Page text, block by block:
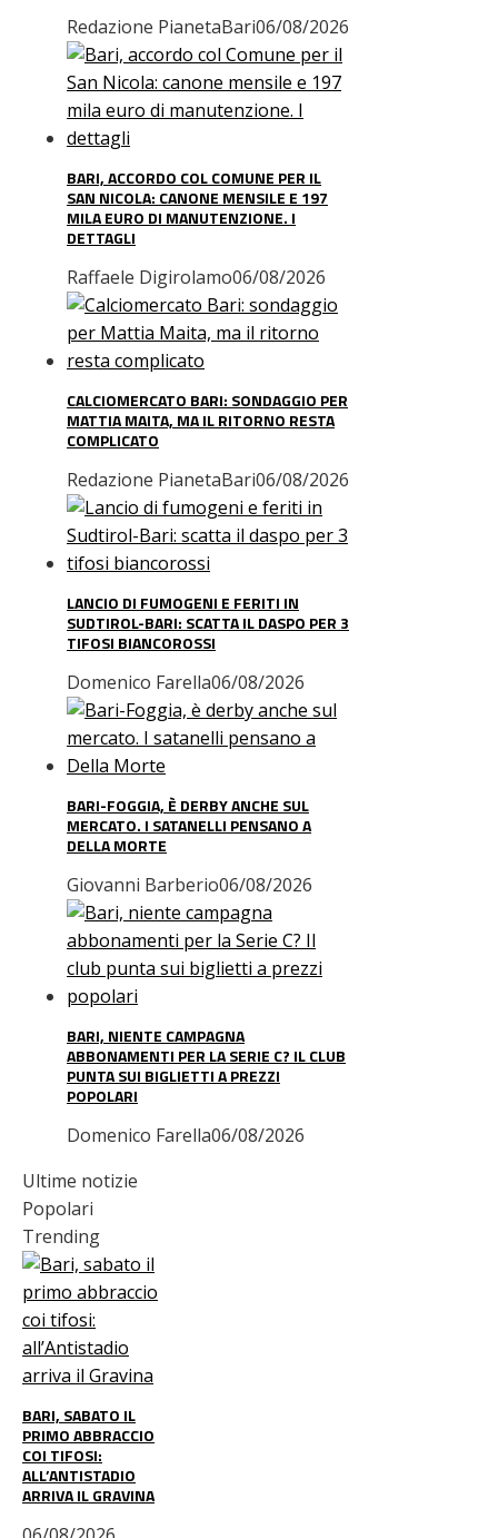
Redazione PianetaBari06/08/2026
BARI, ACCORDO COL COMUNE PER IL
SAN NICOLA: CANONE MENSILE E 197
MILA EURO DI MANUTENZIONE. I
DETTAGLI
Raffaele Digirolamo06/08/2026
CALCIOMERCATO BARI: SONDAGGIO PER
MATTIA MAITA, MA IL RITORNO RESTA
COMPLICATO
Redazione PianetaBari06/08/2026
LANCIO DI FUMOGENI E FERITI IN
SUDTIROL-BARI: SCATTA IL DASPO PER 3
TIFOSI BIANCOROSSI
Domenico Farella06/08/2026
BARI-FOGGIA, È DERBY ANCHE SUL
MERCATO. I SATANELLI PENSANO A
DELLA MORTE
Giovanni Barberio06/08/2026
BARI, NIENTE CAMPAGNA
ABBONAMENTI PER LA SERIE C? IL CLUB
PUNTA SUI BIGLIETTI A PREZZI
POPOLARI
Domenico Farella06/08/2026
Ultime notizie
Popolari
Trending
BARI, SABATO IL
PRIMO ABBRACCIO
COI TIFOSI:
ALL’ANTISTADIO
ARRIVA IL GRAVINA